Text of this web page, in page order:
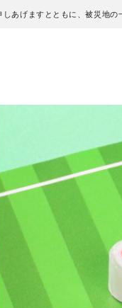
あげますとともに、被災地の